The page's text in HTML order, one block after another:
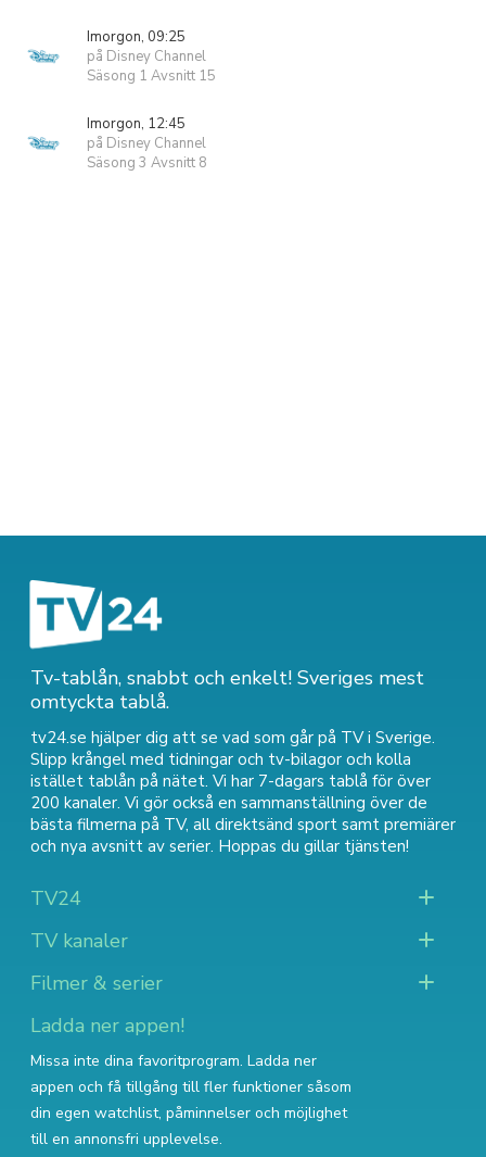
Imorgon, 09:25
på Disney Channel
Säsong 1 Avsnitt 15
Imorgon, 12:45
på Disney Channel
Säsong 3 Avsnitt 8
Tv-tablån, snabbt och enkelt! Sveriges mest
omtyckta tablå.
tv24.se hjälper dig att se vad som går på TV i Sverige.
Slipp krångel med tidningar och tv-bilagor och kolla
istället tablån på nätet. Vi har 7-dagars tablå för över
200 kanaler. Vi gör också en sammanställning över de
bästa filmerna på TV, all direktsänd sport samt premiärer
och nya avsnitt av serier. Hoppas du gillar tjänsten!
TV24
TV kanaler
Filmer & serier
Ladda ner appen!
Missa inte dina favoritprogram. Ladda ner
appen och få tillgång till fler funktioner såsom
din egen watchlist, påminnelser och möjlighet
till en annonsfri upplevelse.